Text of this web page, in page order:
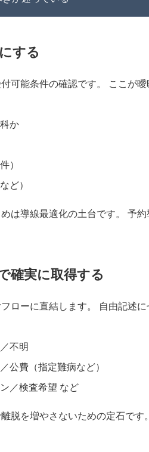
する
可能条件の確認です。 ここが
か
）
ど）
は導線最適化の土台です。 予
確実に取得する
ローに直結します。 自由記述
不明
公費（指定難病など）
／検査希望 など
脱を増やさないための定石です